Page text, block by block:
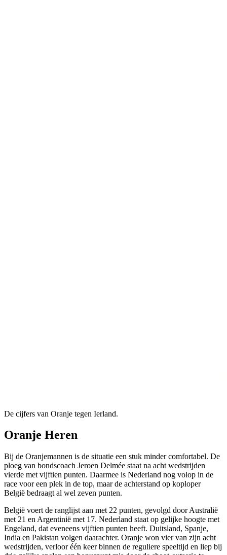
De cijfers van Oranje tegen Ierland.
Oranje Heren
Bij de Oranjemannen is de situatie een stuk minder comfortabel. De
ploeg van bondscoach Jeroen Delmée staat na acht wedstrijden
vierde met vijftien punten. Daarmee is Nederland nog volop in de
race voor een plek in de top, maar de achterstand op koploper
België bedraagt al wel zeven punten.
België voert de ranglijst aan met 22 punten, gevolgd door Australië
met 21 en Argentinië met 17. Nederland staat op gelijke hoogte met
Engeland, dat eveneens vijftien punten heeft. Duitsland, Spanje,
India en Pakistan volgen daarachter. Oranje won vier van zijn acht
wedstrijden, verloor één keer binnen de reguliere speeltijd en liep bij